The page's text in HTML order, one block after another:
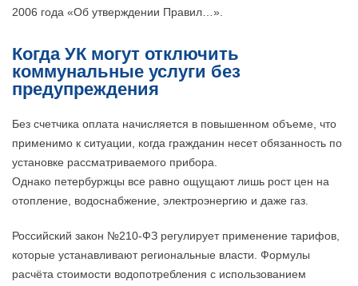
2006 года «Об утверждении Правил…».
Когда УК могут отключить
коммунальные услуги без
предупреждения
Без счетчика оплата начисляется в повышенном объеме, что
применимо к ситуации, когда гражданин несет обязанность по
установке рассматриваемого прибора.
Однако петербуржцы все равно ощущают лишь рост цен на
отопление, водоснабжение, электроэнергию и даже газ.
Российский закон №210-ФЗ регулирует применение тарифов,
которые устанавливают региональные власти. Формулы
расчёта стоимости водопотребления с использованием